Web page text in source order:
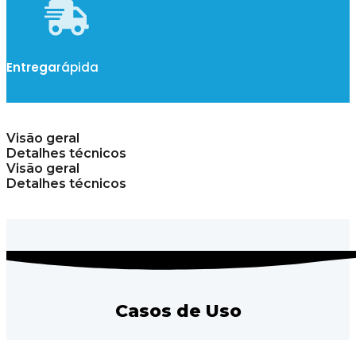
Entregarápida
Visão geral
Detalhes técnicos
Visão geral
Detalhes técnicos
Casos de Uso